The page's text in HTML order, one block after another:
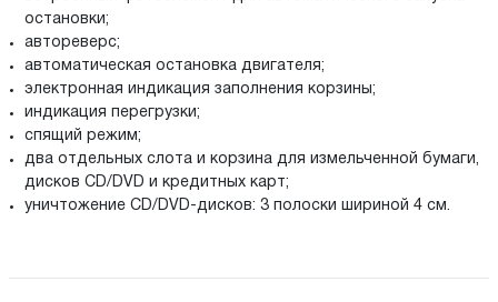
остановки;
автореверс;
автоматическая остановка двигателя;
электронная индикация заполнения корзины;
индикация перегрузки;
спящий режим;
два отдельных слота и корзина для измельченной бумаги,
дисков CD/DVD и кредитных карт;
уничтожение CD/DVD-дисков: 3 полоски шириной 4 см.